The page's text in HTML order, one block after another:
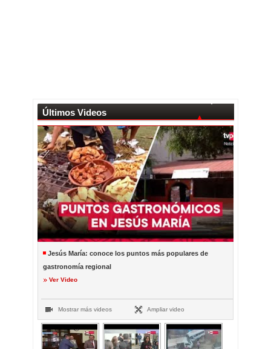
Últimos Videos
Jesús María: conoce los puntos más populares de
gastronomía regional
Ver Video
Mostrar más videos Ampliar video